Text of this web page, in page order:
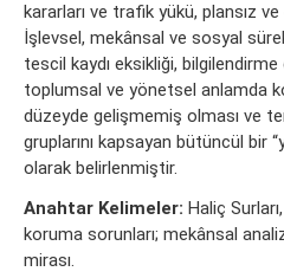
kararları ve traﬁk yükü, plansız
İşlevsel, mekânsal ve sosyal
tescil kaydı eksikliği,
toplumsal ve yönetsel anlamda
düzeyde gelişmemiş olması ve
gruplarını kapsayan bütüncül bir
olarak belirlenmiştir.
Anahtar Kelimeler: Haliç
koruma sorunları; mekânsal
mirası.